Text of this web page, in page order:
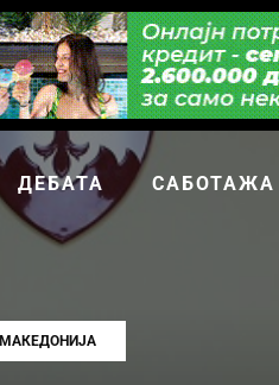
ДЕБАТА САБОТАЖА
МАКЕДОНИЈА